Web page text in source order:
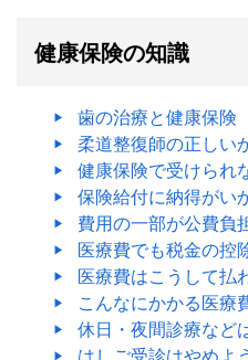
健康保険の知識
歯の治療と健康保険
柔道整復師の正しい
健康保険で受けられ
保険給付に納得がい
費用の一部が公費負
医療費でも税金の控
医療費はこうして払
こんなにかかる医療
休日・夜間診療など